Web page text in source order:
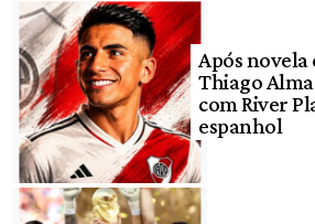
Após novela
Thiago
com River
espanhol